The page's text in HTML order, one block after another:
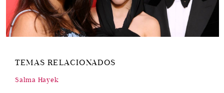
TEMAS RELACIONADOS
Salma Hayek